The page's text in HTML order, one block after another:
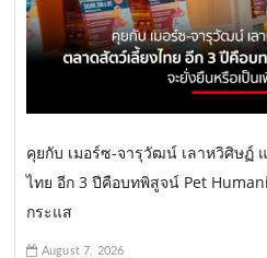
คุยกับ เมอร์ซ-จารุวัฒน์ เลาหวิศิษฏ์
ไทย อีก 3 ปีคือบทพิสูจน์ Pet
กระแส
August 7, 2026